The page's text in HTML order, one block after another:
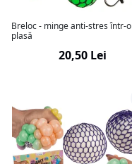
Breloc - minge anti-stres într-o
plasă
20,50 Lei